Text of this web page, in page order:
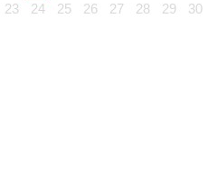
23 24 25 26 27 28 29
30